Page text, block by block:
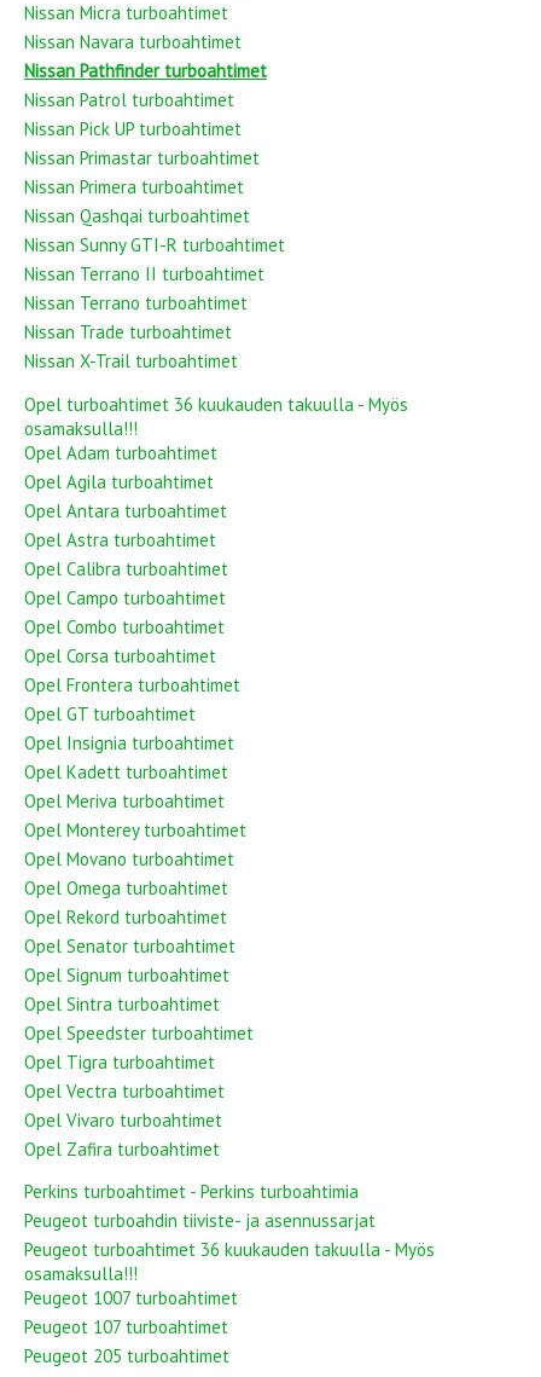
Nissan Micra turboahtimet
Nissan Navara turboahtimet
Nissan Pathfinder turboahtimet
Nissan Patrol turboahtimet
Nissan Pick UP turboahtimet
Nissan Primastar turboahtimet
Nissan Primera turboahtimet
Nissan Qashqai turboahtimet
Nissan Sunny GTI-R turboahtimet
Nissan Terrano II turboahtimet
Nissan Terrano turboahtimet
Nissan Trade turboahtimet
Nissan X-Trail turboahtimet
Opel turboahtimet 36 kuukauden takuulla - Myös
osamaksulla!!!
Opel Adam turboahtimet
Opel Agila turboahtimet
Opel Antara turboahtimet
Opel Astra turboahtimet
Opel Calibra turboahtimet
Opel Campo turboahtimet
Opel Combo turboahtimet
Opel Corsa turboahtimet
Opel Frontera turboahtimet
Opel GT turboahtimet
Opel Insignia turboahtimet
Opel Kadett turboahtimet
Opel Meriva turboahtimet
Opel Monterey turboahtimet
Opel Movano turboahtimet
Opel Omega turboahtimet
Opel Rekord turboahtimet
Opel Senator turboahtimet
Opel Signum turboahtimet
Opel Sintra turboahtimet
Opel Speedster turboahtimet
Opel Tigra turboahtimet
Opel Vectra turboahtimet
Opel Vivaro turboahtimet
Opel Zafira turboahtimet
Perkins turboahtimet - Perkins turboahtimia
Peugeot turboahdin tiiviste- ja asennussarjat
Peugeot turboahtimet 36 kuukauden takuulla - Myös
osamaksulla!!!
Peugeot 1007 turboahtimet
Peugeot 107 turboahtimet
Peugeot 205 turboahtimet